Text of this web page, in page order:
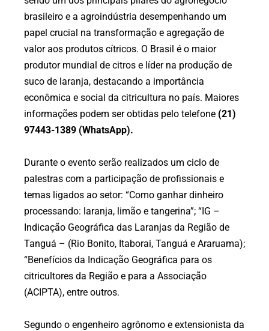
brasileiro e a agroindústria desempenhando um
papel crucial na transformação e agregação de
valor aos produtos cítricos. O Brasil é o maior
produtor mundial de citros e líder na produção de
suco de laranja, destacando a importância
econômica e social da citricultura no país. Maiores
informações podem ser obtidas pelo telefone (21)
97443-1389 (WhatsApp).
Durante o evento serão realizados um ciclo de
palestras com a participação de profissionais e
temas ligados ao setor: “Como ganhar dinheiro
processando: laranja, limão e tangerina”; “IG –
Indicação Geográfica das Laranjas da Região de
Tanguá – (Rio Bonito, Itaborai, Tanguá e Araruama);
“Benefícios da Indicação Geográfica para os
citricultores da Região e para a Associação
(ACIPTA), entre outros.
Segundo o engenheiro agrônomo e extensionista da